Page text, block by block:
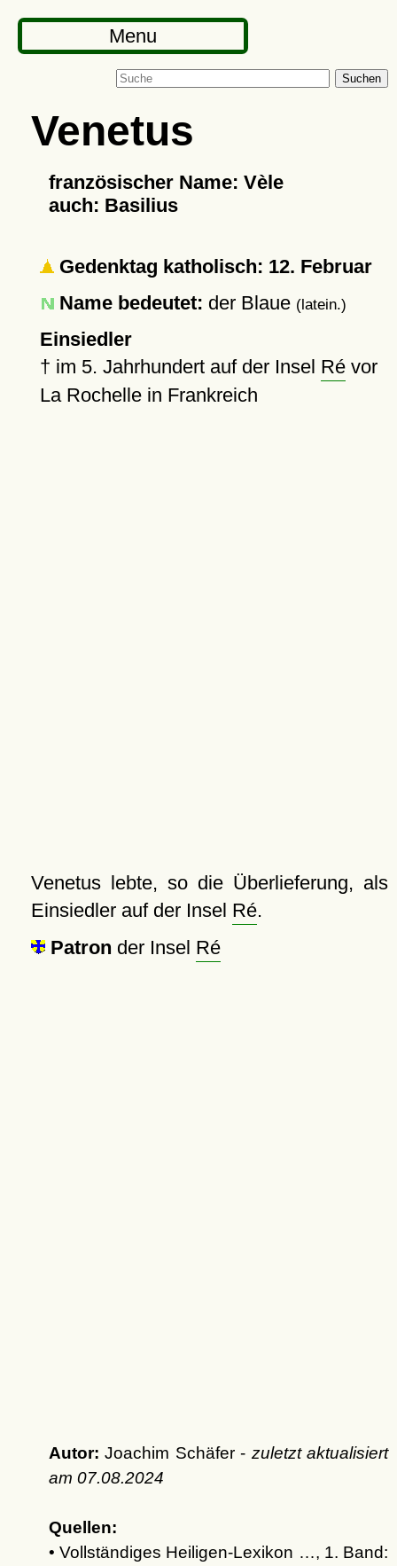
Menu
Suchen
Venetus
französischer Name: Vèle
auch: Basilius
Gedenktag katholisch: 12. Februar
Name bedeutet: der Blaue (latein.)
Einsiedler
† im 5. Jahrhundert auf der Insel Révor
La Rochelle in Frankreich
Venetus lebte, so die Überlieferung, als
Einsiedler auf der Insel Ré.
Patron der Insel Ré
Autor: Joachim Schäfer - zuletzt aktualisiert
am 07.08.2024
Quellen:
• Vollständiges Heiligen-Lexikon …, 1. Band: